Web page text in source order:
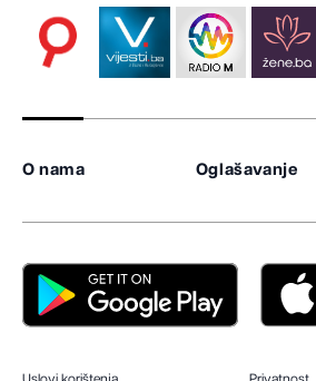
O nama Oglašavanje
Uslovi korištenja Privatnost